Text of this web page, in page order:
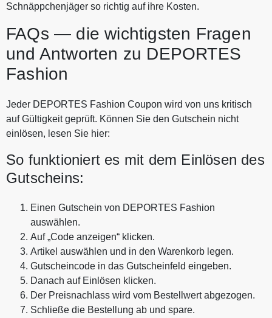
Schnäppchenjäger so richtig auf ihre Kosten.
FAQs — die wichtigsten Fragen
und Antworten zu DEPORTES
Fashion
Jeder DEPORTES Fashion Coupon wird von uns kritisch
auf Gültigkeit geprüft. Können Sie den Gutschein nicht
einlösen, lesen Sie hier:
So funktioniert es mit dem Einlösen des
Gutscheins:
Einen Gutschein von DEPORTES Fashion
auswählen.
Auf „Code anzeigen“ klicken.
Artikel auswählen und in den Warenkorb legen.
Gutscheincode in das Gutscheinfeld eingeben.
Danach auf Einlösen klicken.
Der Preisnachlass wird vom Bestellwert abgezogen.
Schließe die Bestellung ab und spare.